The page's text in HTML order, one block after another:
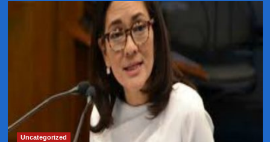
Uncategorized